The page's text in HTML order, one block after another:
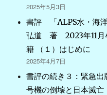
2025年5月3日
書評 「ALPS水・海
弘道 著 2023年11
籍 （１）はじめに
2025年4月7日
書評の続き３：緊急出
号機の倒壊と日本滅